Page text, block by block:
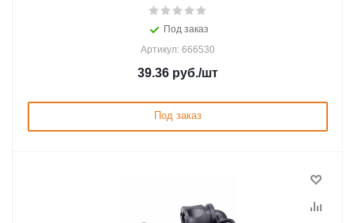
Под заказ
Артикул: 666530
39.36 руб./шт
Под заказ